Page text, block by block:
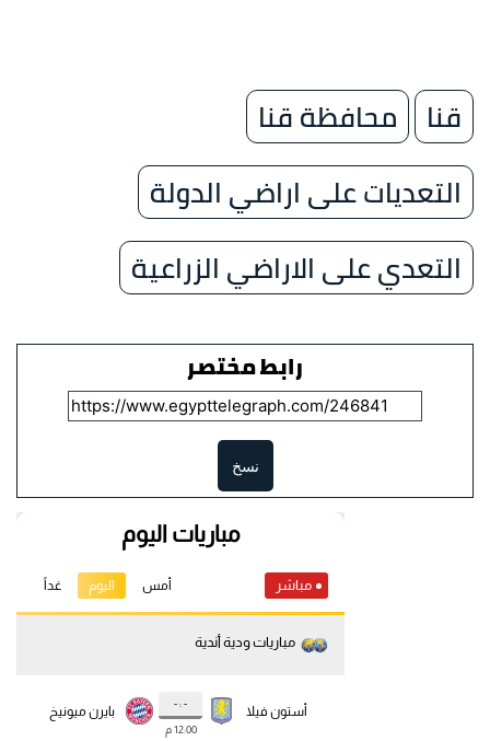
قنا
محافظة قنا
التعديات على اراضي الدولة
التعدي على الاراضي الزراعية
رابط مختصر
نسخ